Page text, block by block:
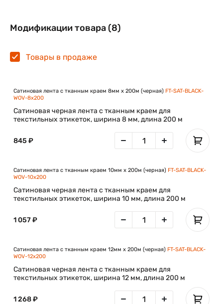
Модификации товара (8)
Товары в продаже
Сатиновая лента с тканным краем 8мм х 200м (черная) FT-SAT-BLACK-
WOV-8x200
Сатиновая черная лента с тканным краем для
текстильных этикеток, ширина 8 мм, длина 200 м
845 ₽
Сатиновая лента с тканным краем 10мм х 200м (черная) FT-SAT-BLACK-
WOV-10x200
Сатиновая черная лента с тканным краем для
текстильных этикеток, ширина 10 мм, длина 200 м
1 057 ₽
Сатиновая лента с тканным краем 12мм х 200м (черная) FT-SAT-BLACK-
WOV-12x200
Сатиновая черная лента с тканным краем для
текстильных этикеток, ширина 12 мм, длина 200 м
1 268 ₽